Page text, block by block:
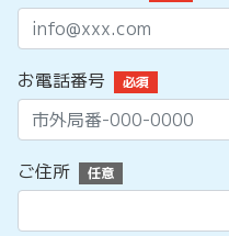
お電話番号 必須
ご住所 任意